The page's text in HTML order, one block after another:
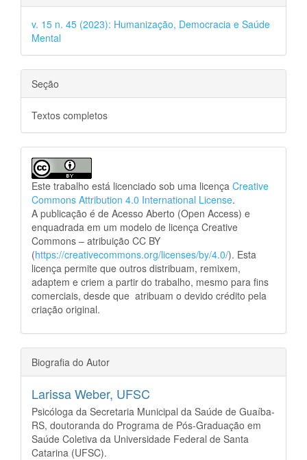
v. 15 n. 45 (2023): Humanização, Democracia e Saúde
Mental
Seção
Textos completos
Este trabalho está licenciado sob uma licença Creative
Commons Attribution 4.0 International License.
A publicação é de Acesso Aberto (Open Access) e
enquadrada em um modelo de licença Creative
Commons – atribuição CC BY
(https://creativecommons.org/licenses/by/4.0/). Esta
licença permite que outros distribuam, remixem,
adaptem e criem a partir do trabalho, mesmo para fins
comerciais, desde que atribuam o devido crédito pela
criação original.
Biografia do Autor
Larissa Weber, UFSC
Psicóloga da Secretaria Municipal da Saúde de Guaíba-
RS, doutoranda do Programa de Pós-Graduação em
Saúde Coletiva da Universidade Federal de Santa
Catarina (UFSC).